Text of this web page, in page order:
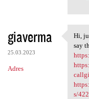
giaverma
25.03.2023
Adres
Hi,
Hi,
say
s/